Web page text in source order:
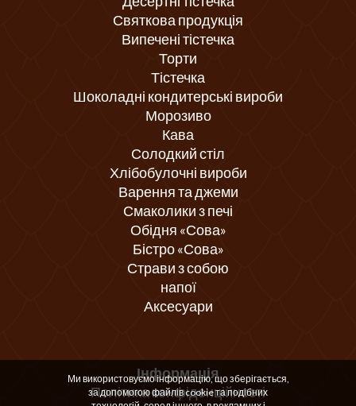
Святкова продукція
Випечені тістечка
Торти
Тістечка
Шоколадні кондитерські вироби
Морозиво
Кава
Солодкий стіл
Хлібобулочні вироби
Варення та джеми
Смаколики з печі
Обідня «Сова»
Бістро «Сова»
Страви з собою
напої
Аксесуари
Інформація
Політика конфіденційності
Ми використовуємо інформацію, що зберігається,
за допомогою файлів cookie та подібних